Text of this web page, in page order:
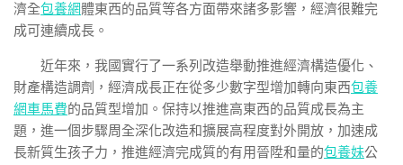
濟全包養網體東西的品質等各方面帶來諸多影響，經濟很難完
成可連續成長。
近年來，我國實行了一系列改造舉動推進經濟構造優化、
財產構造調劑，經濟成長正在從多少數字型增加轉向東西包養
網車馬費的品質型增加。保持以推進高東西的品質成長為主
題，進一個步驟周全深化改造和擴展高程度對外開放，加速成
長新質生孩子力，推進經濟完成質的有用晉陞和量的包養妹公